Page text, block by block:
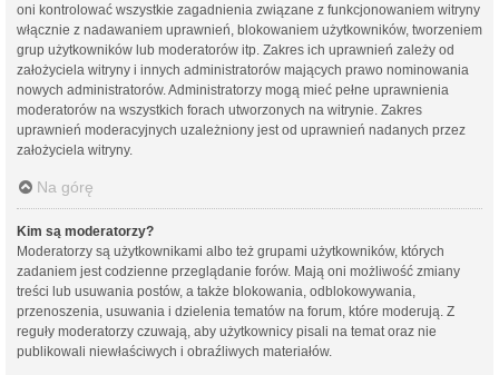
oni kontrolować wszystkie zagadnienia związane z funkcjonowaniem witryny
włącznie z nadawaniem uprawnień, blokowaniem użytkowników, tworzeniem
grup użytkowników lub moderatorów itp. Zakres ich uprawnień zależy od
założyciela witryny i innych administratorów mających prawo nominowania
nowych administratorów. Administratorzy mogą mieć pełne uprawnienia
moderatorów na wszystkich forach utworzonych na witrynie. Zakres
uprawnień moderacyjnych uzależniony jest od uprawnień nadanych przez
założyciela witryny.
Na górę
Kim są moderatorzy?
Moderatorzy są użytkownikami albo też grupami użytkowników, których
zadaniem jest codzienne przeglądanie forów. Mają oni możliwość zmiany
treści lub usuwania postów, a także blokowania, odblokowywania,
przenoszenia, usuwania i dzielenia tematów na forum, które moderują. Z
reguły moderatorzy czuwają, aby użytkownicy pisali na temat oraz nie
publikowali niewłaściwych i obraźliwych materiałów.